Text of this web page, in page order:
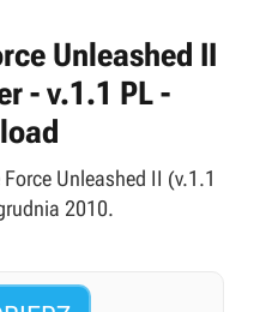
Unleashed II
- v.1.1 PL -
Unleashed II (v.1.1
2010.